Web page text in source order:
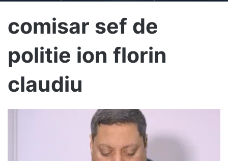
comisar sef de
politie ion florin
claudiu